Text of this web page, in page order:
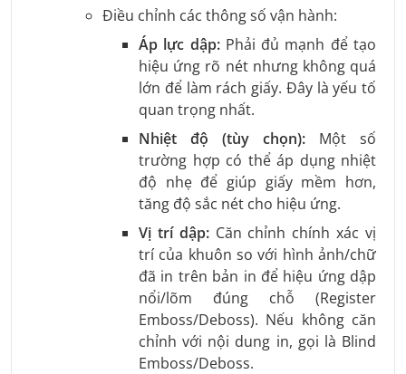
Điều chỉnh các thông số vận hành:
Áp lực dập:Phải đủ mạnh để tạo
hiệu ứng rõ nét nhưng không quá
lớn để làm rách giấy. Đây là yếu tố
quan trọng nhất.
Nhiệt độ (tùy chọn): Một số
trường hợp có thể áp dụng nhiệt
độ nhẹ để giúp giấy mềm hơn,
tăng độ sắc nét cho hiệu ứng.
Vị trí dập:Căn chỉnh chính xác vị
trí của khuôn so với hình ảnh/chữ
đã in trên bản in để hiệu ứng dập
nổi/lõm đúng chỗ (Register
Emboss/Deboss). Nếu không căn
chỉnh với nội dung in, gọi là Blind
Emboss/Deboss.